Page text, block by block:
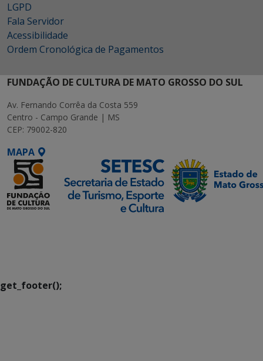
LGPD
Fala Servidor
Acessibilidade
Ordem Cronológica de Pagamentos
FUNDAÇÃO DE CULTURA DE MATO GROSSO DO SUL
Av. Fernando Corrêa da Costa 559
Centro - Campo Grande | MS
CEP: 79002-820
MAPA
get_footer();